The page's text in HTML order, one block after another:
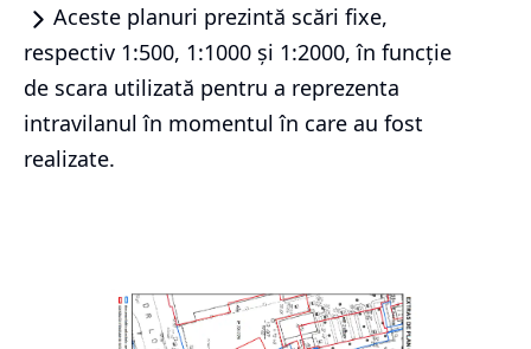
Aceste planuri prezintă scări fixe,
respectiv 1:500, 1:1000 și 1:2000, în funcție
de scara utilizată pentru a reprezenta
intravilanul în momentul în care au fost
realizate.